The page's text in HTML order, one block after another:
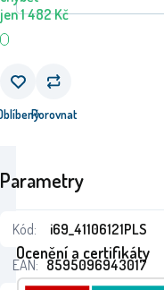
jen1 482Kč
Porovnat
Parametry
Kód:
i69_41106121PLS
EAN: 8595096943017
Ocenění a certifikáty